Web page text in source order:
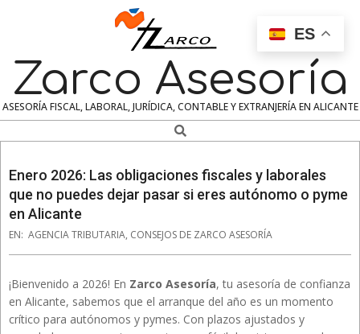
Zarco Asesoría
ASESORÍA FISCAL, LABORAL, JURÍDICA, CONTABLE Y EXTRANJERÍA EN ALICANTE
Search
Menu
Enero 2026: Las obligaciones fiscales y laborales
que no puedes dejar pasar si eres autónomo o pyme
en Alicante
EN: AGENCIA TRIBUTARIA, CONSEJOS DE ZARCO ASESORÍA
¡Bienvenido a 2026! En Zarco Asesoría, tu asesoría de confianza
en Alicante, sabemos que el arranque del año es un momento
crítico para autónomos y pymes. Con plazos ajustados y
ES